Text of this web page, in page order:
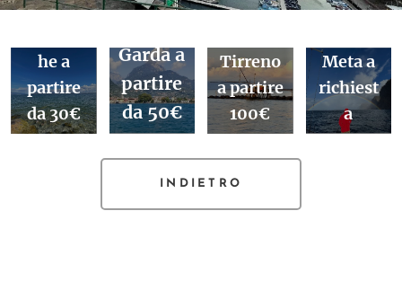
he a
partire
da 30€
Garda a
partire
da 50€
Tirreno
a partire
100€
Meta a
richiest
a
INDIETRO